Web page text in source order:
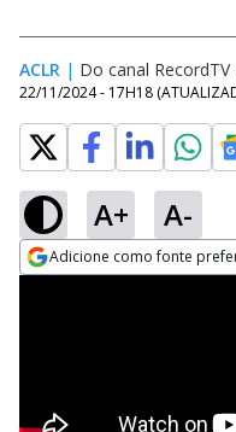
ACLR | Do canal
22/11/2024 - 17H18
A+ A-
Adicione como fonte